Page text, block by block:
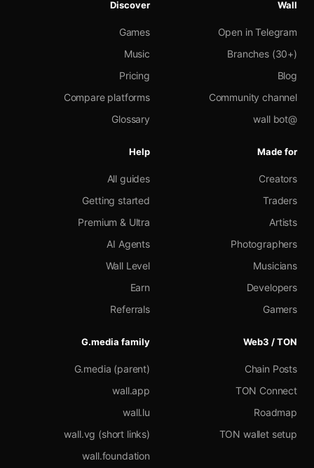
Wall
Open in Telegram
Branches (30+)
Blog
Community channel
@wall bot
Discover
Games
Music
Pricing
Compare platforms
Glossary
Made for
Creators
Traders
Artists
Photographers
Musicians
Developers
Gamers
Help
All guides
Getting started
Premium & Ultra
AI Agents
Wall Level
Earn
Referrals
Web3 / TON
Chain Posts
TON Connect
Roadmap
TON wallet setup
G.media family
G.media (parent)
wall.app
wall.lu
wall.vg (short links)
wall.foundation